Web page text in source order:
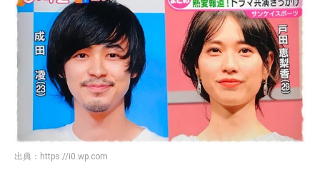
出典： https://i0.wp.com